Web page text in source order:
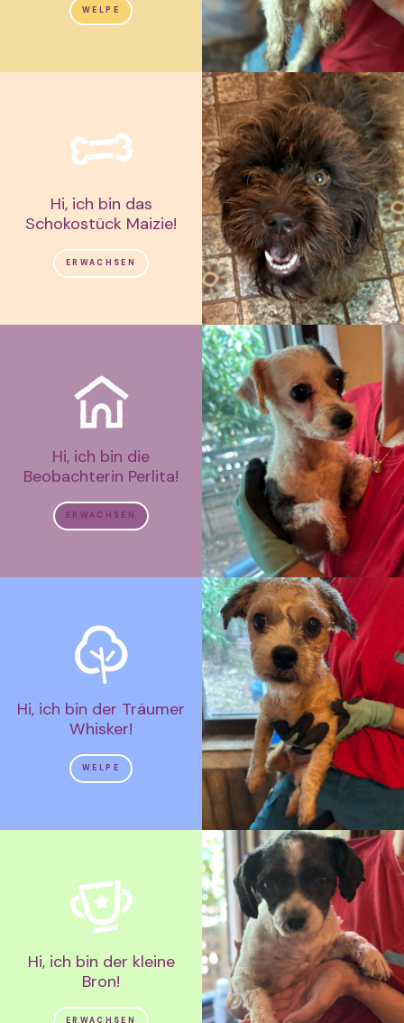
WELPE
Hi, ich bin das
Schokostück Maizie!
ERWACHSEN
Hi, ich bin die
Beobachterin Perlita!
ERWACHSEN
Hi, ich bin der Träumer
Whisker!
WELPE
Hi, ich bin der kleine
Bron!
ERWACHSEN